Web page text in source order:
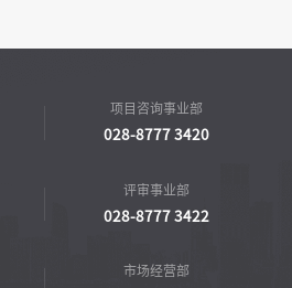
项目咨询事业部
028-8777 3420
评审事业部
028-8777 3422
市场经营部